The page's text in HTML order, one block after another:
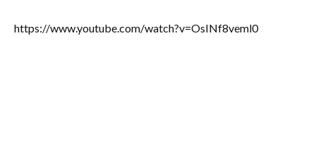
https://www.youtube.com/watch?v=OsINf8veml0